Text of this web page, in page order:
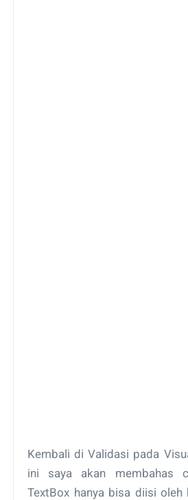
Kembali di Validasi pada
ini saya akan membahas
TextBox hanya bisa diisi